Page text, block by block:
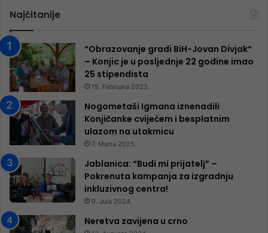
Najčitanije
“Obrazovanje gradi BiH-Jovan Divjak“
– Konjic je u posljednje 22 godine imao
25 ​​stipendista
15. Februara 2023.
Nogometaši Igmana iznenadili
Konjičanke cvijećem i besplatnim
ulazom na utakmicu
7. Marta 2025.
Jablanica: “Budi mi prijatelj” –
Pokrenuta kampanja za izgradnju
inkluzivnog centra!
9. Jula 2024.
Neretva zavijena u crno